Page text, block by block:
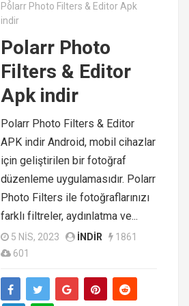
Polarr Photo Filters & Editor Apk
indir
Polarr Photo
Filters & Editor
Apk indir
Polarr Photo Filters & Editor
APK indir Android, mobil cihazlar
için geliştirilen bir fotoğraf
düzenleme uygulamasıdır. Polarr
Photo Filters ile fotoğraflarınızı
farklı filtreler, aydınlatma ve...
5 NIS, 2023 INDIR
1861
601